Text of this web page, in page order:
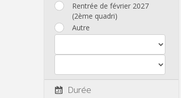
Rentrée de février 2027
(2ème quadri)
Autre
Durée